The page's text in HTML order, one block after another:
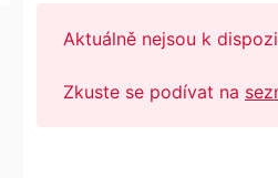
Aktuálně nejsou k
Zkuste se podívat na